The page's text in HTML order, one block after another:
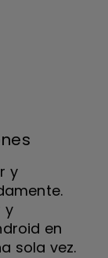
y
y
en
sola vez.